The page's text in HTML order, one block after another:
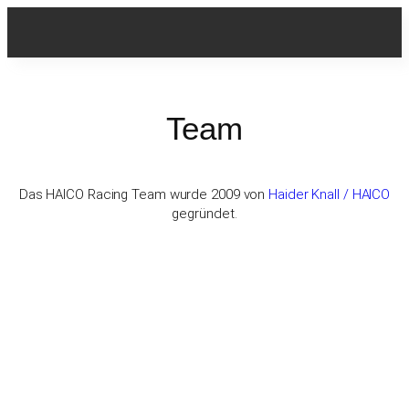
Team
Das HAICO Racing Team wurde 2009 von Haider Knall / HAICO
gegründet.